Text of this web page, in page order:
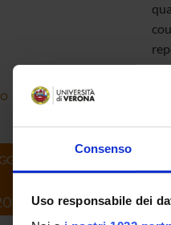
Consenso
Uso responsabile dei